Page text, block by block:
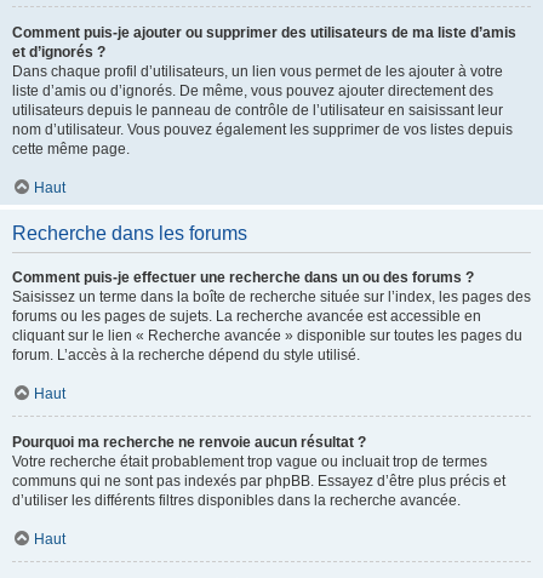
Comment puis-je ajouter ou supprimer des utilisateurs de ma liste d’amis
et d’ignorés ?
Dans chaque profil d’utilisateurs, un lien vous permet de les ajouter à votre
liste d’amis ou d’ignorés. De même, vous pouvez ajouter directement des
utilisateurs depuis le panneau de contrôle de l’utilisateur en saisissant leur
nom d’utilisateur. Vous pouvez également les supprimer de vos listes depuis
cette même page.
Haut
Recherche dans les forums
Comment puis-je effectuer une recherche dans un ou des forums ?
Saisissez un terme dans la boîte de recherche située sur l’index, les pages des
forums ou les pages de sujets. La recherche avancée est accessible en
cliquant sur le lien « Recherche avancée » disponible sur toutes les pages du
forum. L’accès à la recherche dépend du style utilisé.
Haut
Pourquoi ma recherche ne renvoie aucun résultat ?
Votre recherche était probablement trop vague ou incluait trop de termes
communs qui ne sont pas indexés par phpBB. Essayez d’être plus précis et
d’utiliser les différents filtres disponibles dans la recherche avancée.
Haut